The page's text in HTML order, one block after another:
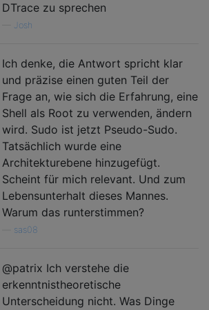
DTrace zu sprechen
Josh
Ich denke, die Antwort spricht klar
und präzise einen guten Teil der
Frage an, wie sich die Erfahrung, eine
Shell als Root zu verwenden, ändern
wird. Sudo ist jetzt Pseudo-Sudo.
Tatsächlich wurde eine
Architekturebene hinzugefügt.
Scheint für mich relevant. Und zum
Lebensunterhalt dieses Mannes.
Warum das runterstimmen?
sas08
@patrix Ich verstehe die
erkenntnistheoretische
Unterscheidung nicht. Was Dinge